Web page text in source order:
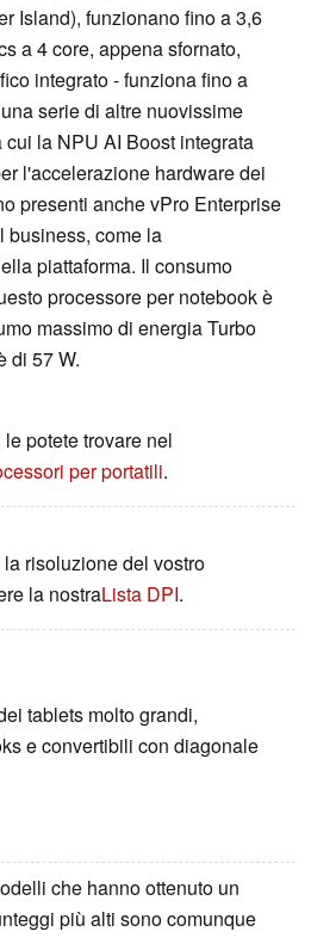
Island), funzionano fino a 3,6
a 4 core, appena sfornato,
integrato - funziona fino a
serie di altre nuovissime
la NPU AI Boost integrata
l'accelerazione hardware dei
presenti anche vPro Enterprise
business, come la
piattaforma. Il consumo
processore per notebook è
massimo di energia Turbo
di 57 W.
potete trovare nel
per portatili.
risoluzione del vostro
la nostraLista DPI.
tablets molto grandi,
e convertibili con diagonale
che hanno ottenuto un
più alti sono comunque